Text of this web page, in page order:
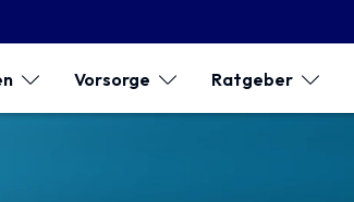
Vorsorge Ratgeber